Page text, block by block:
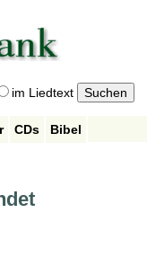
im Liedtext
CDs
Bibel